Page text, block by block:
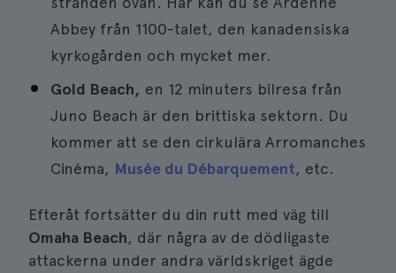
Abbey från 1100-talet, den kanadensiska
kyrkogården och mycket mer.
Gold Beach, en 12 minuters bilresa från
Juno Beach är den brittiska sektorn. Du
kommer att se den cirkulära Arromanches
Cinéma, Musée du Débarquement, etc.
Efteråt fortsätter du din rutt med väg till
Omaha Beach, där några av de dödligaste
attackerna under andra världskriget ägde